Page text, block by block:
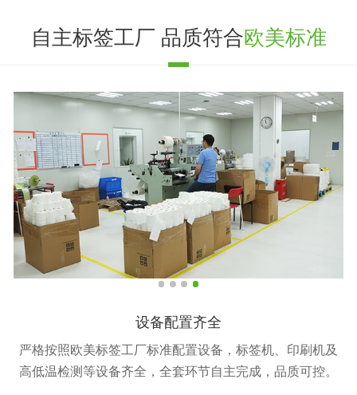
自主标签工厂 品质符合欧美标准
设备配置齐全
严格按照欧美标签工厂标准配置设备，标签机、印刷机及
高低温检测等设备齐全，全套环节自主完成，品质可控。